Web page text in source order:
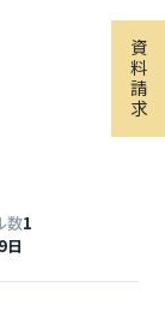
資
料
請
求
数1
日